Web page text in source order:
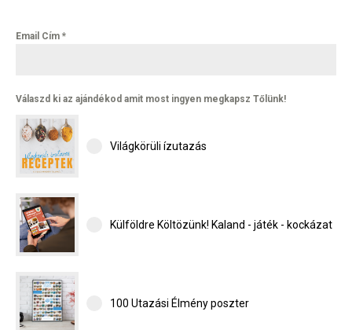
Email Cím *
Válaszd ki az ajándékod amit most ingyen megkapsz Tőlünk!
Világkörüli ízutazás
Külföldre Költözünk! Kaland - játék - kockázat
100 Utazási Élmény poszter